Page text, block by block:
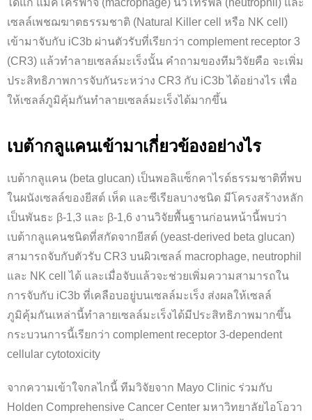
ได้แก่ แมคโครฟาจ (macrophage) นิวโทรฟิล (neutrophil) และ
เซลล์เพชฌฆาตธรรมชาติ (Natural Killer cell หรือ NK cell)
เข้ามาจับกับ iC3b ผ่านตัวรับที่เรียกว่า complement receptor 3
(CR3) แล้วทำลายเซลล์มะเร็งนั้น คำถามของทีมวิจัยคือ จะเพิ่ม
ประสิทธิภาพการจับกันระหว่าง CR3 กับ iC3b ได้อย่างไร เพื่อ
ให้เซลล์ภูมิคุ้มกันทำลายเซลล์มะเร็งได้มากขึ้น
เบต้ากลูแคนเข้ามาเกี่ยวข้องอย่างไร
เบต้ากลูแคน (beta glucan) เป็นพอลิแซ็กคาไรด์ธรรมชาติที่พบ
ในผนังเซลล์ของยีสต์ เห็ด และซีเรียลบางชนิด มีโครงสร้างหลัก
เป็นพันธะ β-1,3 และ β-1,6 งานวิจัยพื้นฐานก่อนหน้านี้พบว่า
เบต้ากลูแคนชนิดที่สกัดจากยีสต์ (yeast-derived beta glucan)
สามารถจับกับตัวรับ CR3 บนผิวเซลล์ macrophage, neutrophil
และ NK cell ได้ และเมื่อจับแล้วจะช่วยเพิ่มความสามารถใน
การจับกับ iC3b ที่เคลือบอยู่บนเซลล์มะเร็ง ส่งผลให้เซลล์
ภูมิคุ้มกันเหล่านี้ทำลายเซลล์มะเร็งได้มีประสิทธิภาพมากขึ้น
กระบวนการนี้เรียกว่า complement receptor 3-dependent
cellular cytotoxicity
จากความเข้าใจกลไกนี้ ทีมวิจัยจาก Mayo Clinic ร่วมกับ
Holden Comprehensive Cancer Center มหาวิทยาลัยไอโอวา